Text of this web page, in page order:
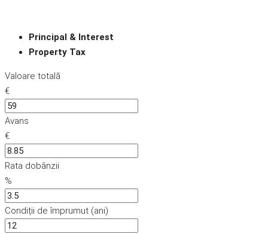
Principal & Interest
Property Tax
Valoare totală
€
Avans
€
Rata dobânzii
%
Condiții de împrumut (ani)